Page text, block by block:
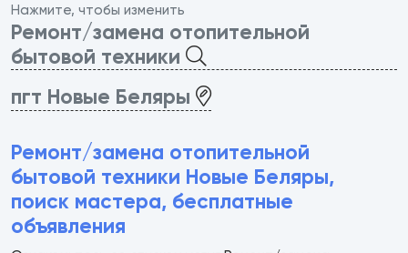
Нажмите, чтобы изменить
Ремонт/замена отопительной
бытовой техники
пгт Новые Беляры
Ремонт/замена отопительной
бытовой техники Новые Беляры,
поиск мастера, бесплатные
объявления